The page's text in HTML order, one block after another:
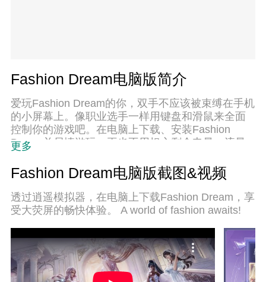
Fashion Dream电脑版简介
爱玩Fashion Dream的你，双手不应该被束缚在手机
的小屏幕上。像职业选手一样用键盘和滑鼠来全面
控制你的游戏吧。在电脑上下载、安装Fashion
Dream并尽情游玩。再也不用担心剩余电量、流量
上游玩Fashion Dream的好选择！我们用心准备，完
美的按键映射系统让Fashion Dream宛如电脑游戏；
更多
Fashion Dream电脑版截图&视频
透过逍遥模拟器，在电脑上下载Fashion Dream，享
受大荧屏的畅快体验。 A world of fashion awaits!